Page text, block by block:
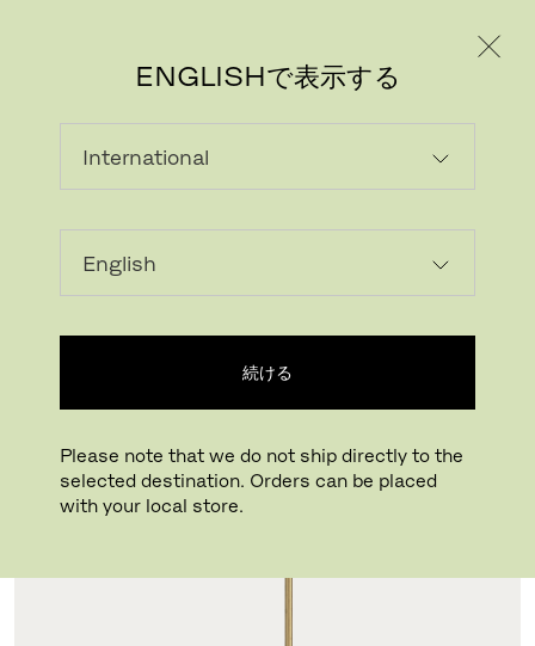
ENGLISHで表示する
続ける
Please note that we do not ship directly to the
selected destination. Orders can be placed
with your local store.